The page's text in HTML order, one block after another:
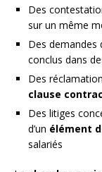
Des
sur un même
Des demandes
conclus dans
Des
clause
Des litiges
d’un élément
salariés